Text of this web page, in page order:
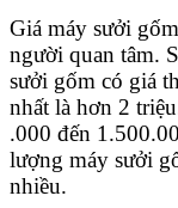
Giá máy sưởi
người quan tâm.
sưởi gốm có giá
nhất là hơn 2
.000 đến
lượng máy sưởi
nhiều.